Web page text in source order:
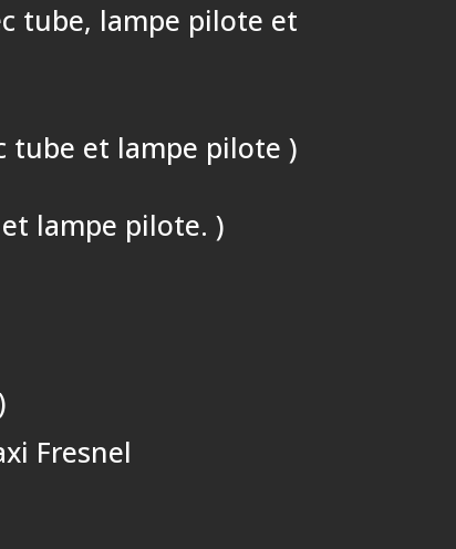
tube, lampe pilote et
tube et lampe pilote )
lampe pilote. )
Fresnel